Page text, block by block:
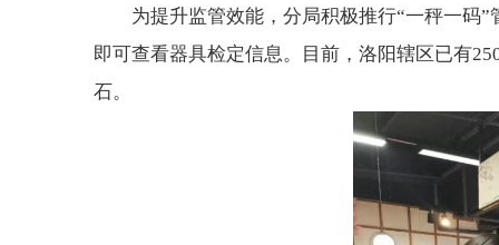
为提升监管效能，分局积极推行“一秤一码
即可查看器具检定信息。目前，洛阳辖区已有
石。